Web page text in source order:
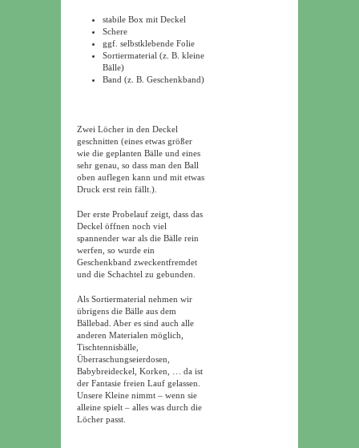
stabile Box mit Deckel
Schere
ggf. selbstklebende Folie
Sortiermaterial (z. B. kleine
Bälle)
Band (z. B. Geschenkband)
Zwei Löcher in den Deckel
geschnitten (eines etwas größer
wie die geplanten Bälle und eines
sehr genau, so dass man den Ball
oben auflegen kann und mit etwas
Druck erst rein fällt.).
Der erste Probelauf zeigt, dass das
Deckel öffnen noch viel
spannender war als die Bälle rein
werfen, so wurde ein
Geschenkband zweckentfremdet
und die Schachtel zu gebunden.
Als Sortiermaterial nehmen wir
übrigens die Bälle aus dem
Bällebad. Aber es sind auch alle
anderen Materialen möglich,
Tischtennisbälle,
Überraschungseierdosen,
Babybreideckel, Korken, … da ist
der Fantasie freien Lauf gelassen.
Unsere Kleine nimmt – wenn sie
alleine spielt – alles was durch die
Löcher passt.